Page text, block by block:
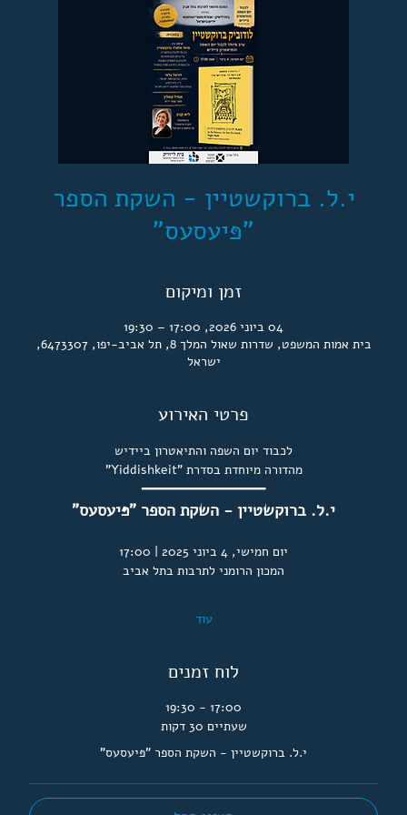
י.ל. ברוקשטיין - השקת הספר
"פּיעסעס"
זמן ומיקום
04 ביוני 2026, 17:00 – 19:30
בית אמות המשפט, שדרות שאול המלך 8, תל אביב-יפו, 6473307,
ישראל
פרטי האירוע
לכבוד יום השפה והתיאטרון ביידיש
מהדורה מיוחדת בסדרת "Yiddishkeit"
━━━━━━━━━━━━━━━━━
י.ל. ברוקשטיין - השקת הספר "פּיעסעס"
יום חמישי, 4 ביוני 2025 | 17:00
המכון הרומני לתרבות בתל אביב
עוד
לוח זמנים
17:00 - 19:30
שעתיים 30 דקות
י.ל. ברוקשטיין - השקת הספר "פּיעסעס"